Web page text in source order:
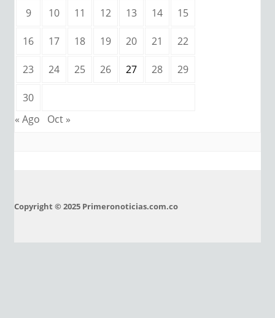
9 10 11 12 13 14 15
16 17 18 19 20 21 22
23 24 25 26 27 28 29
30
« Ago
Oct »
Copyright © 2025 Primeronoticias.com.co